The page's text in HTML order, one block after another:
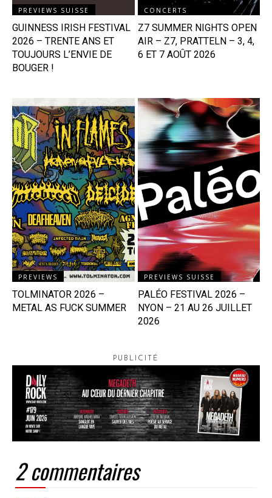
PREVIEWS SUISSE
GUINNESS IRISH FESTIVAL
2026 – TRENTE ANS ET
TOUJOURS L’ENVIE DE
BOUGER !
CONCERTS
Z7 SUMMER NIGHTS OPEN
AIR – Z7, PRATTELN – 3, 4,
6 ET 7 AOÛT 2026
PREVIEWS
TOLMINATOR 2026 –
METAL AS FUCK SUMMER
PREVIEWS SUISSE
PALÉO FESTIVAL 2026 –
NYON – 21 AU 26 JUILLET
2026
PUBLICITÉ
2 commentaires